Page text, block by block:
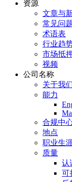
资源
文章与
常见问
术语表
行业趋
市场抵
视频
公司名称
关于我
能力
合规中
地点
职业生
质量
认
可